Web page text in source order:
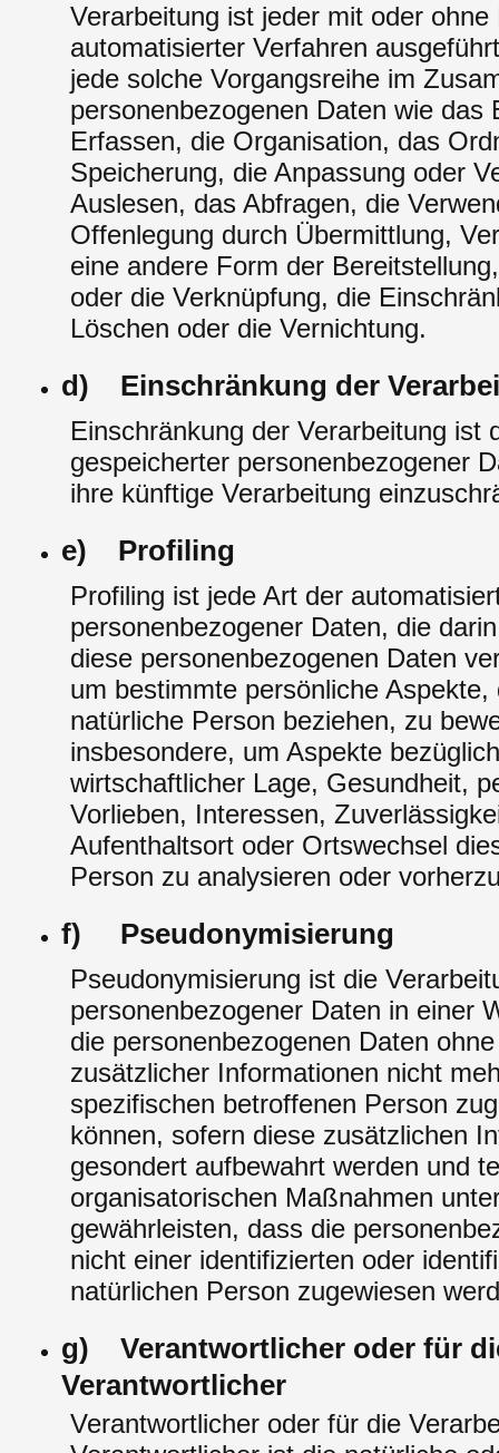
Verarbeitung ist jeder mit oder ohne
automatisierter Verfahren
jede solche Vorgangsreihe im
personenbezogenen Daten wie das
Erfassen, die Organisation, das
Speicherung, die Anpassung oder
Auslesen, das Abfragen, die
Offenlegung durch Übermittlung,
eine andere Form der
oder die Verknüpfung, die
Löschen oder die Vernichtung.
d) Einschränkung der
Einschränkung der Verarbeitung ist
gespeicherter personenbezogener
ihre künftige Verarbeitung
e) Profiling
Profiling ist jede Art der
personenbezogener Daten, die
diese personenbezogenen Daten
um bestimmte persönliche
natürliche Person beziehen, zu
insbesondere, um Aspekte
wirtschaftlicher Lage, Gesundheit,
Vorlieben, Interessen,
Aufenthaltsort oder Ortswechsel
Person zu analysieren oder
f) Pseudonymisierung
Pseudonymisierung ist die
personenbezogener Daten in einer
die personenbezogenen Daten
zusätzlicher Informationen nicht
spezifischen betroffenen Person
können, sofern diese zusätzlichen
gesondert aufbewahrt werden und
organisatorischen Maßnahmen
gewährleisten, dass die
nicht einer identifizierten oder
natürlichen Person zugewiesen
g) Verantwortlicher oder für
Verantwortlicher
Verantwortlicher oder für die